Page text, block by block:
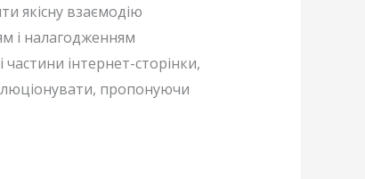
якісну взаємодію
і налагодженням
інтернет-сторінки,
пропонуючи